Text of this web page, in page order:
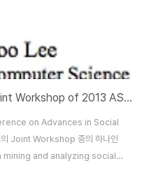
2013 MSNDS Workshop (Joint Workshop of 2013 ASONAM)
on Advances in Social
Joint Workshop 중의 하나인
and analyzing social
다 (학회 link: